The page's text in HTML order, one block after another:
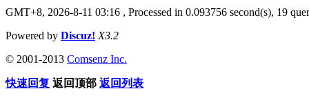
GMT+8, 2026-8-11 03:16 , Processed in 0.093756 second(s), 19
Powered by Discuz! X3.2
© 2001-2013 Comsenz Inc.
快速回复 返回顶部 返回列表